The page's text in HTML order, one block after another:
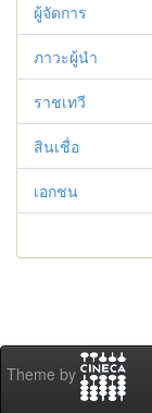
ผู้จัดการ
ภาวะผู้นำ
ราชเทวี
สินเชื่อ
เอกชน
Theme by